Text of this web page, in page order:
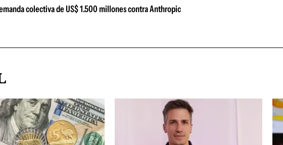
colectiva de US$ 1.500 millones contra Anthropic